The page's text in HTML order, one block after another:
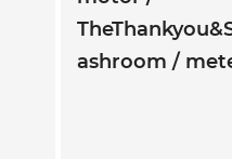
ashroom